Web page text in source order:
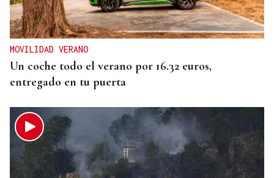
MOVILIDAD VERANO
Un coche todo el verano por 16.32 euros,
entregado en tu puerta